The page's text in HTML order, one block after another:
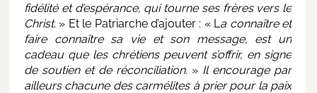
fidélité et d’espérance, qui tourne ses frères vers le
Christ. » Et le Patriarche d’ajouter : « L a connaître et
faire connaître sa vie et son message, est un
cadeau que les chrétiens peuvent s’offrir, en signe
de soutien et de réconciliation. » Il encourage par
ailleurs chacune des carmélites à prier pour la paix